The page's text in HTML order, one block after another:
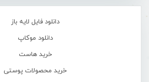
دانلود فایل لایه باز
دانلود موکاپ
خرید هاست
خرید محصولات پوستی